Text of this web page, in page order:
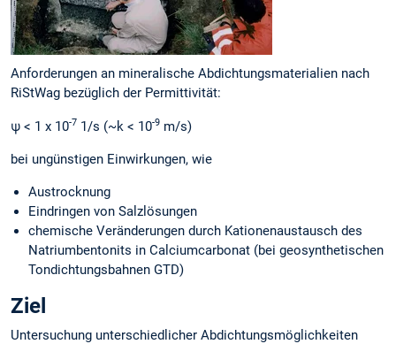
Anforderungen an mineralische Abdichtungsmaterialien nach
RiStWag bezüglich der Permittivität:
ψ < 1 x 10-7 1/s (~k < 10-9 m/s)
bei ungünstigen Einwirkungen, wie
Austrocknung
Eindringen von Salzlösungen
chemische Veränderungen durch Kationenaustausch des
Natriumbentonits in Calciumcarbonat (bei geosynthetischen
Tondichtungsbahnen GTD)
Ziel
Untersuchung unterschiedlicher Abdichtungsmöglichkeiten